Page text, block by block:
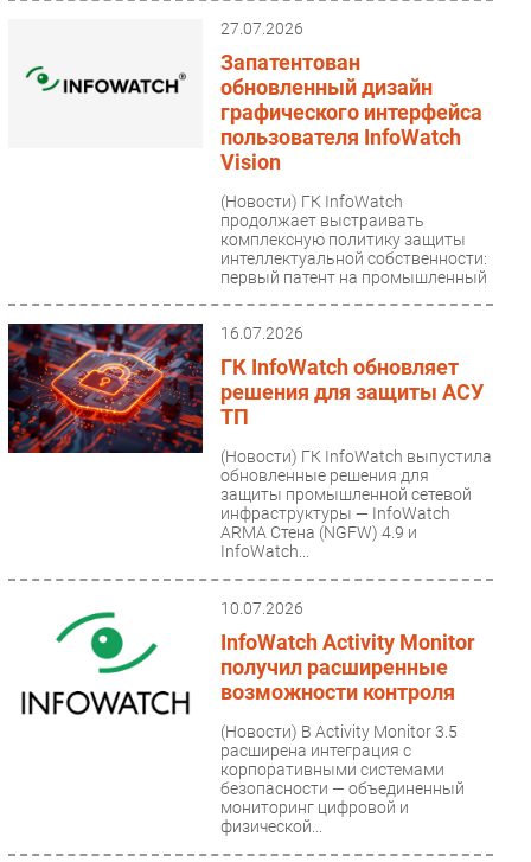
Проекты
IT класс
Тестовый стенд
Каталог компаний
27.07.2026
Запатентован
обновленный дизайн
графического интерфейса
пользователя InfoWatch
Vision
(Новости) ГК InfoWatch
продолжает выстраивать
комплексную политику защиты
интеллектуальной собственности:
первый патент на промышленный
16.07.2026
ГК InfoWatch обновляет
решения для защиты АСУ
ТП
(Новости) ГК InfoWatch выпустила
обновленные решения для
защиты промышленной сетевой
инфраструктуры — InfoWatch
ARMA Стена (NGFW) 4.9 и
InfoWatch...
10.07.2026
InfoWatch Activity Monitor
получил расширенные
возможности контроля
(Новости) В Activity Monitor 3.5
расширена интеграция с
корпоративными системами
безопасности — объединенный
мониторинг цифровой и
физической...